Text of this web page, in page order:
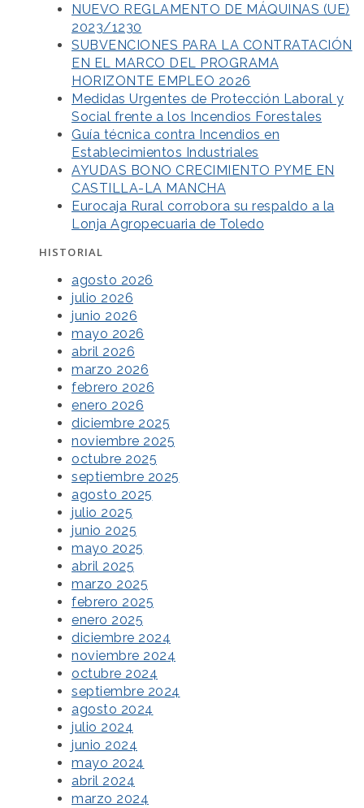
NUEVO REGLAMENTO DE MÁQUINAS (UE)
2023/1230
SUBVENCIONES PARA LA CONTRATACIÓN
EN EL MARCO DEL PROGRAMA
HORIZONTE EMPLEO 2026
Medidas Urgentes de Protección Laboral y
Social frente a los Incendios Forestales
Guía técnica contra Incendios en
Establecimientos Industriales
AYUDAS BONO CRECIMIENTO PYME EN
CASTILLA-LA MANCHA
Eurocaja Rural corrobora su respaldo a la
Lonja Agropecuaria de Toledo
HISTORIAL
agosto 2026
julio 2026
junio 2026
mayo 2026
abril 2026
marzo 2026
febrero 2026
enero 2026
diciembre 2025
noviembre 2025
octubre 2025
septiembre 2025
agosto 2025
julio 2025
junio 2025
mayo 2025
abril 2025
marzo 2025
febrero 2025
enero 2025
diciembre 2024
noviembre 2024
octubre 2024
septiembre 2024
agosto 2024
julio 2024
junio 2024
mayo 2024
abril 2024
marzo 2024